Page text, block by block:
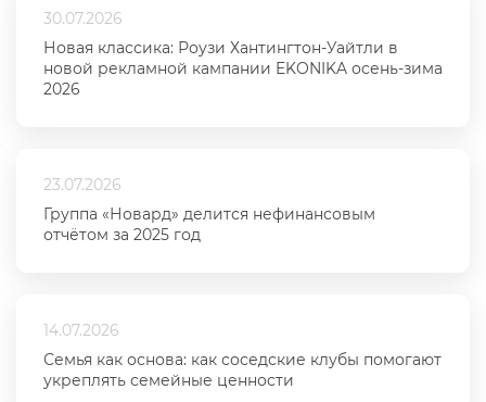
30.07.2026
Новая классика: Роузи Хантингтон-Уайтли в
новой рекламной кампании EKONIKA осень-зима
2026
23.07.2026
Группа «Новард» делится нефинансовым
отчётом за 2025 год
14.07.2026
Семья как основа: как соседские клубы помогают
укреплять семейные ценности